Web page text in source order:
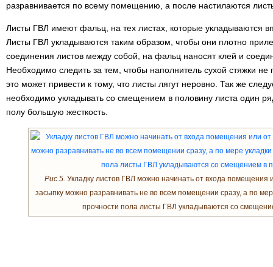
разравнивается по всему помещению, а после настилаются
Листы ГВЛ имеют фальц, на тех листах, которые укладываются
Листы ГВЛ укладываются таким образом, чтобы они плотно
соединения листов между собой, на фальц наносят клей и
Необходимо следить за тем, чтобы наполнитель сухой стяжки
это может привести к тому, что листы лягут неровно. Так же
необходимо укладывать со смещением в половину листа один
полу большую жесткость.
Рис.5. Укладку листов ГВЛ можно начинать от входа помещения
засыпку можно разравнивать не во всем помещении сразу, а по
прочности пола листы ГВЛ укладываются со